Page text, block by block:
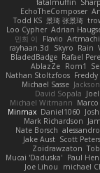
fatalmuffin Sharp
EchoTheComposer
Todd KS 景琦 张景琦
Loo Cypher Adrian
민희 이
Flavio
rayhaan.3d
Skyro Rain
BladedBadge Rafael
AblazZe Rom1
Nathan Stoltzfoos
Michael Sasse
David Sopala
Michael Witmann
Minmax Daniel1060
Mark Richardson
Nate Borsch
Jake Aust Scott Peters
Zoidrawzaton
Mucai 'Daduska' Paul
Joe Lihou
michael